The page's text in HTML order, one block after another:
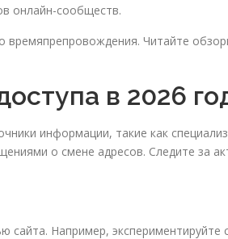
онлайн-сообществ.
времяпрепровождения. Читайте
в 2026
информации, такие как
о смене адресов. Следите за
сайта. Например, экспериментируйте